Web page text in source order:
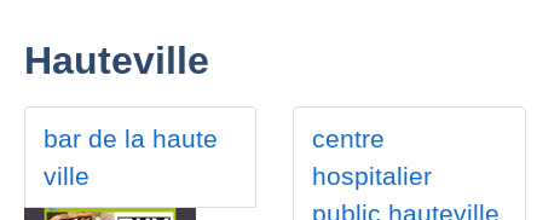
Hauteville
bar de la haute
ville
centre
hospitalier
public hauteville